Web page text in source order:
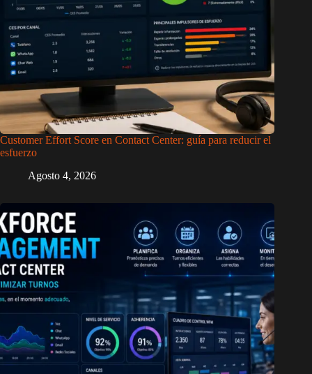
Customer Effort Score en Contact Center: guía para reducir el
esfuerzo
Agosto 4, 2026